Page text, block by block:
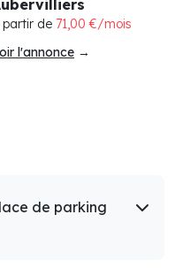
partir de 71,00 €/mois
l'annonce →
de parking